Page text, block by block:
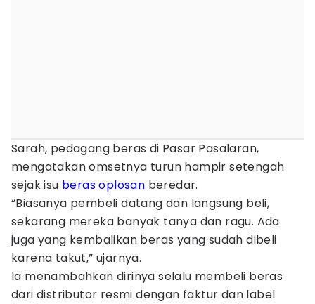
Sarah, pedagang beras di Pasar Pasalaran,
mengatakan omsetnya turun hampir setengah
sejak isu beras oplosan beredar.
“Biasanya pembeli datang dan langsung beli,
sekarang mereka banyak tanya dan ragu. Ada
juga yang kembalikan beras yang sudah dibeli
karena takut,” ujarnya.
Ia menambahkan dirinya selalu membeli beras
dari distributor resmi dengan faktur dan label